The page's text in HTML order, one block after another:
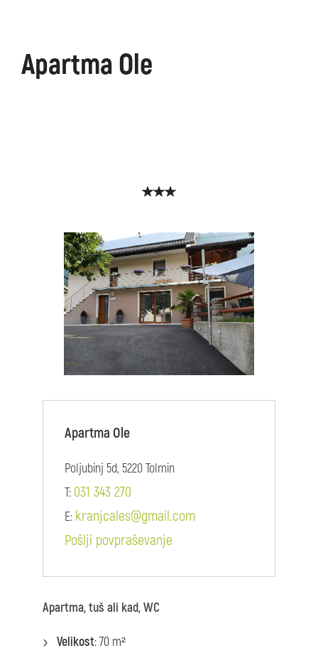
Apartma Ole
Apartma Ole
Poljubinj 5d, 5220 Tolmin
T: 031 343 270
E: kranjcales@gmail.com
Pošlji povpraševanje
Apartma, tuš ali kad, WC
Velikost: 70 m²